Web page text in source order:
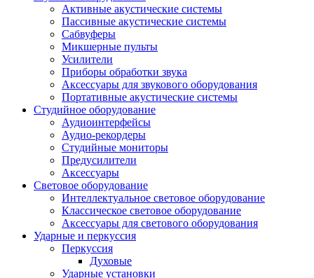
Активные акустические системы
Пассивные акустические системы
Сабвуферы
Микшерные пульты
Усилители
Приборы обработки звука
Аксессуары для звукового оборудования
Портативные акустические системы
Студийное оборудование
Аудиоинтерфейсы
Аудио-рекордеры
Студийные мониторы
Предусилители
Аксессуары
Световое оборудование
Интеллектуальное световое оборудование
Классическое световое оборудование
Аксессуары для светового оборудования
Ударные и перкуссия
Перкуссия
Духовые
Ударные установки